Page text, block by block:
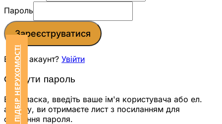
Пароль
Зареєструватися
Вже є акаунт? Увійти
Скинути пароль
Будь ласка, введіть ваше ім'я користувача або ел.
адресу, ви отримаєте лист з посиланням для
скидання пароля.